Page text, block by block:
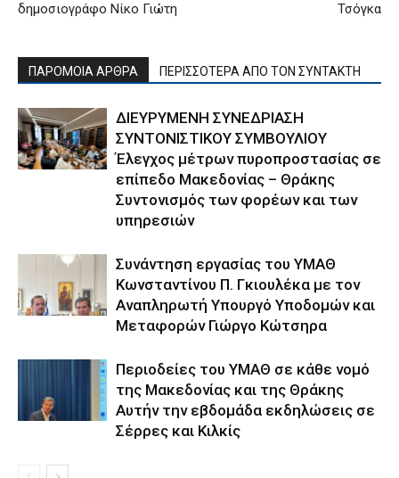
δημοσιογράφο Νίκο Γιώτη
Τσόγκα
ΠΑΡΟΜΟΙΑ ΑΡΘΡΑ ΠΕΡΙΣΣΟΤΕΡΑ ΑΠΟ ΤΟΝ ΣΥΝΤΑΚΤΗ
ΔΙΕΥΡΥΜΕΝΗ ΣΥΝΕΔΡΙΑΣΗ
ΣΥΝΤΟΝΙΣΤΙΚΟΥ ΣΥΜΒΟΥΛΙΟΥ
Έλεγχος μέτρων πυροπροστασίας σε
επίπεδο Μακεδονίας – Θράκης
Συντονισμός των φορέων και των
υπηρεσιών
Συνάντηση εργασίας του ΥΜΑΘ
Κωνσταντίνου Π. Γκιουλέκα με τον
Αναπληρωτή Υπουργό Υποδομών και
Μεταφορών Γιώργο Κώτσηρα
Περιοδείες του ΥΜΑΘ σε κάθε νομό
της Μακεδονίας και της Θράκης
Αυτήν την εβδομάδα εκδηλώσεις σε
Σέρρες και Κιλκίς